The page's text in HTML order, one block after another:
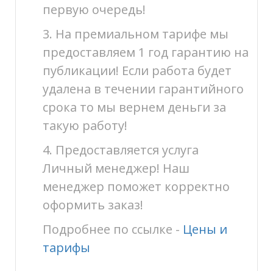
первую очередь!
3. На премиальном тарифе мы
предоставляем 1 год гарантию на
публикации! Если работа будет
удалена в течении гарантийного
срока то мы вернем деньги за
такую работу!
4. Предоставляется услуга
Личный менеджер! Наш
менеджер поможет корректно
оформить заказ!
Подробнее по ссылке - Цены и
тарифы